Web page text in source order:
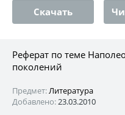
Скачать
Реферат по теме
поколений
Предмет:Литература
Добавлено:23.03.2010